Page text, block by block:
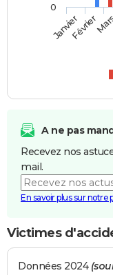
JanvierFévrier
0
A ne pas
Recevez nos
mail.
En savoir plus sur notre
Victimes
Données 2024